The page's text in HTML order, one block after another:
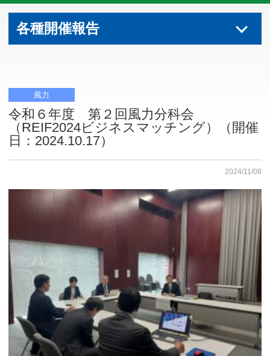
各種開催報告
風力
令和６年度 第２回風力分科会
（REIF2024ビジネスマッチング）（開催
日：2024.10.17）
2024/11/08